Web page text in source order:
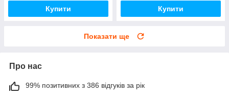
Купити Купити
Показати ще
Про нас
99% позитивних з 386 відгуків за рік